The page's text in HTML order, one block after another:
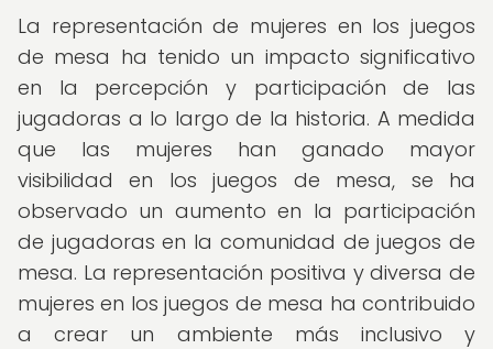
La representación de mujeres en los juegos
de mesa ha tenido un impacto significativo
en la percepción y participación de las
jugadoras a lo largo de la historia. A medida
que las mujeres han ganado mayor
visibilidad en los juegos de mesa, se ha
observado un aumento en la participación
de jugadoras en la comunidad de juegos de
mesa. La representación positiva y diversa de
mujeres en los juegos de mesa ha contribuido
a crear un ambiente más inclusivo y